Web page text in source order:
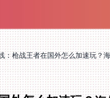
：枪战王者在国外怎么加速玩？